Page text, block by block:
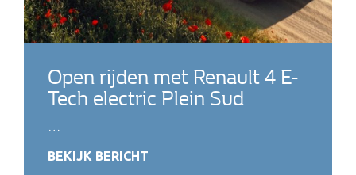
Open rijden met Renault 4 E-
Tech electric Plein Sud
…
BEKIJK BERICHT